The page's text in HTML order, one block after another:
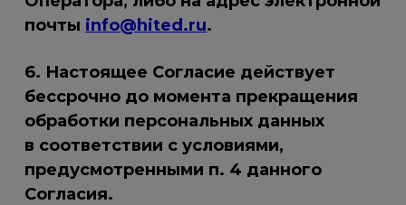
почты info@hited.ru.
6. Настоящее Согласие действует
бессрочно до момента прекращения
обработки персональных данных
в соответствии с условиями,
предусмотренными п. 4 данного
Согласия.